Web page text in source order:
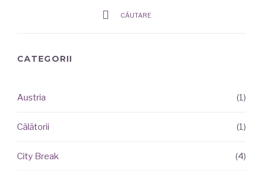
CĂUTARE
CATEGORII
Austria (1)
Călătorii (1)
City Break (4)
ARTICOLE